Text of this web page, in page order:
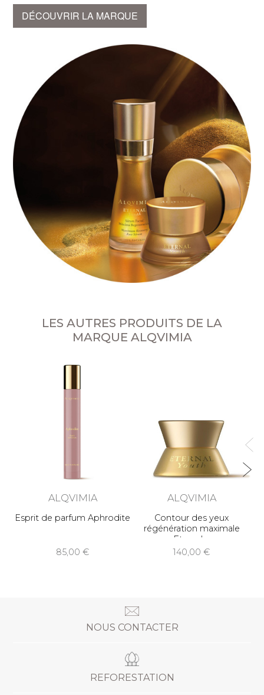
DÉCOUVRIR LA MARQUE
LES AUTRES PRODUITS DE LA
MARQUE ALQVIMIA
ALQVIMIA
Esprit de parfum Aphrodite
85,00
ALQVIMIA
Contour des yeux
régénération maximale
Eternal
140,00
NOUS CONTACTER
REFORESTATION